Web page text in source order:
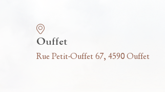
Ouffet
Rue Petit-Ouffet 67, 4590 Ouffet